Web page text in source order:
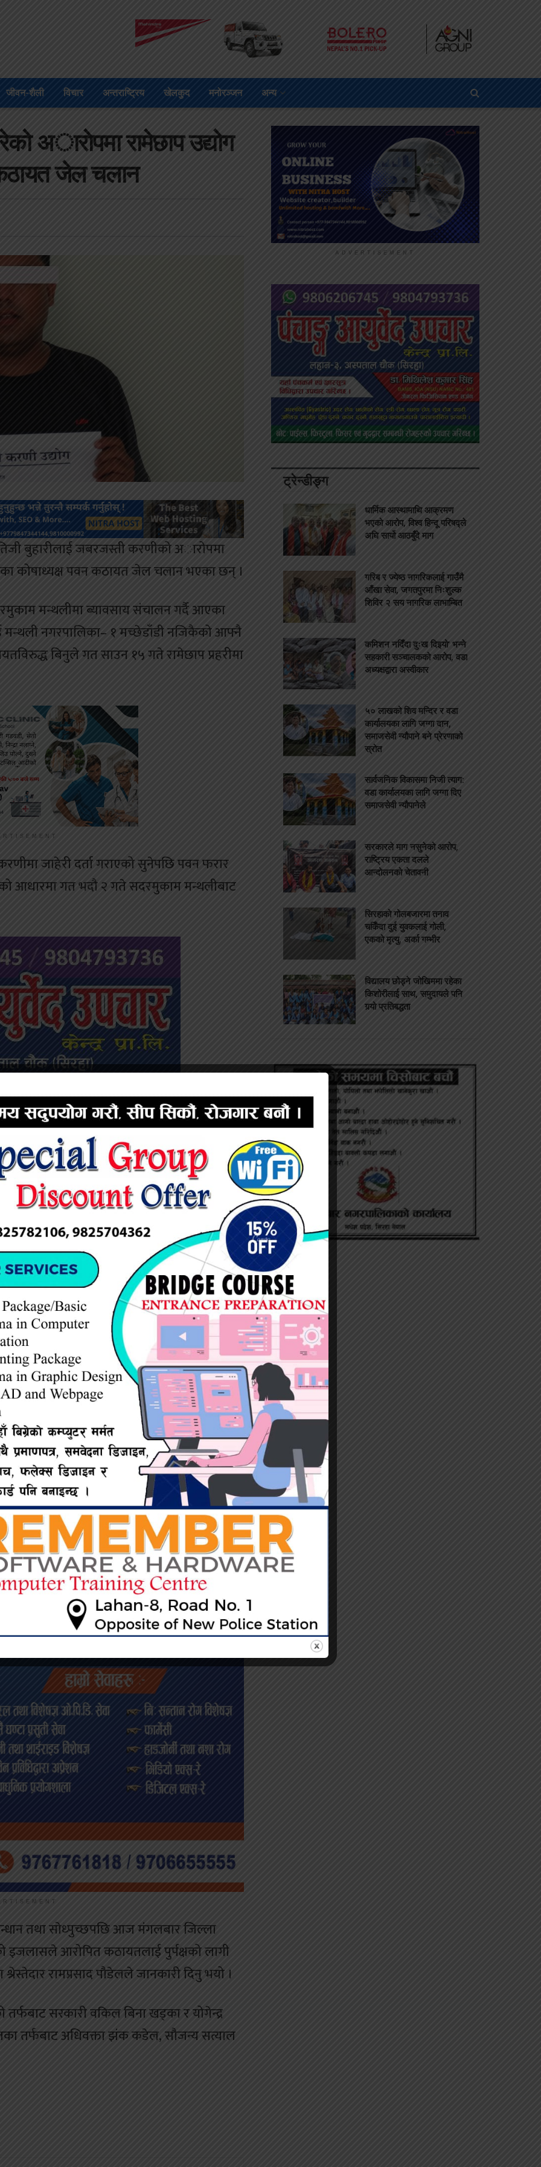
जीवन-शैली विचार अन्तराष्ट्रिय खेलकुद मनोरञ्जन अन्य
अाराेपमा रामेछाप उद्योग
जेल चलान
बुहारीलाई जबरजस्ती करणीको अारोपमा
कोषाध्यक्ष पवन कठायत जेल चलान भएका छन् ।
मन्थलीमा ब्यावसाय संचालन गर्दै आएका
नगरपालिका– १ मच्छेडाँडी नजिकैको आफ्नै
बिनुले गत साउन १५ गते रामेछाप प्रहरीमा
जाहेरी दर्ता गराएको सुनेपछि पवन फरार
आधारमा गत भदौ २ गते सदरमुकाम मन्थलीबाट
तथा साेध्पुच्छपछि आज मंगलबार जिल्ला
इजलासले आरोपित कठायतलाई पुर्पक्षको लागी
रामप्रसाद पौडेलले जानकारी दिनु भयो ।
सरकारी वकिल बिना खड्का र योगेन्द्र
तर्फबाट अधिवक्ता झंक कडेल, सौजन्य सत्याल
ADVERTISEMENT
ट्रेन्डीङ्ग
धार्मिक आस्थामाथि आक्रमण
भएको आरोप, विश्व हिन्दू परिषद्ले
अघि सार्यो आठबुँदे माग
गरिब र ज्येष्ठ नागरिकलाई गाउँमै
आँखा सेवा, जगतपुरमा निःशुल्क
शिविर २ सय नागरिक लाभाम्बित
कमिशन नदिँदा दुःख दिइयो’ भन्ने
सहकारी सञ्चालकको आरोप, वडा
अध्यक्षद्वारा अस्वीकार
५० लाखको शिव मन्दिर र वडा
कार्यालयका लागि जग्गा दान,
समाजसेवी न्यौपाने बने प्रेरणाको
स्रोत
सार्वजनिक विकासमा निजी त्याग:
वडा कार्यालयका लागि जग्गा दिए
समाजसेवी न्यौपानेले
सरकारले माग नसुनेको आरोप,
राष्ट्रिय एकता दलले
आन्दोलनको चेतावनी
सिरहाको गोलबजारमा तनाव
चर्किँदा दुई युवकलाई गोली,
एकको मृत्यु, अर्का गम्भीर
विद्यालय छोड्ने जोखिममा रहेका
किशोरीलाई साथ, समुदायले पनि
गर्‍यो प्रतिबद्धता